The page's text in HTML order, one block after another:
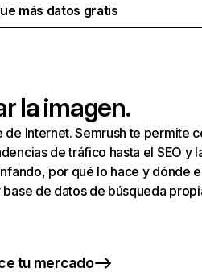
más datos gratis
la imagen.
Internet. Semrush te permite
de tráfico hasta el SEO y
por qué lo hace y dónde
de datos de búsqueda
tu mercado